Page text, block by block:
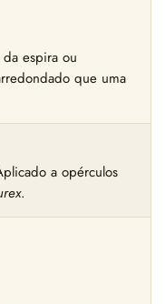
espira ou
que uma
a opérculos
.